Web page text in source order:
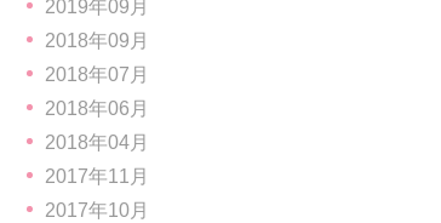
2019年09月
2018年09月
2018年07月
2018年06月
2018年04月
2017年11月
2017年10月